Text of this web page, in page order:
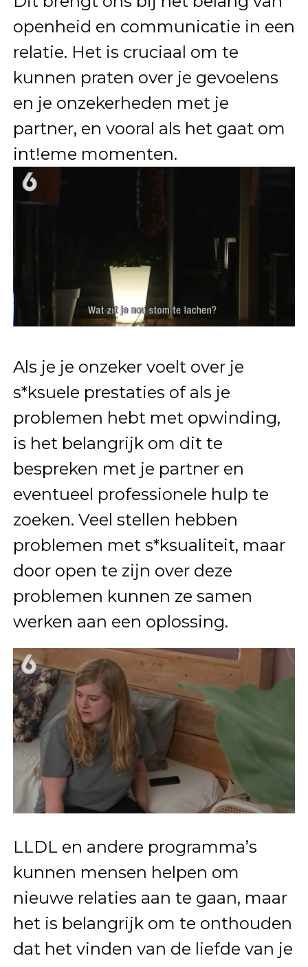
openheid en communicatie in een
relatie. Het is cruciaal om te
kunnen praten over je gevoelens
en je onzekerheden met je
partner, en vooral als het gaat om
int!eme momenten.
Als je je onzeker voelt over je
s*ksuele prestaties of als je
problemen hebt met opwinding,
is het belangrijk om dit te
bespreken met je partner en
eventueel professionele hulp te
zoeken. Veel stellen hebben
problemen met s*ksualiteit, maar
door open te zijn over deze
problemen kunnen ze samen
werken aan een oplossing.
LLDL en andere programma’s
kunnen mensen helpen om
nieuwe relaties aan te gaan, maar
het is belangrijk om te onthouden
dat het vinden van de liefde van je